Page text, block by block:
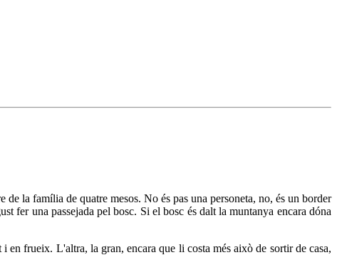
la família de quatre mesos. No és pas una personeta, no, és un border
fer una passejada pel bosc. Si el bosc és dalt la muntanya encara dóna
en frueix. L'altra, la gran, encara que li costa més això de sortir de casa,